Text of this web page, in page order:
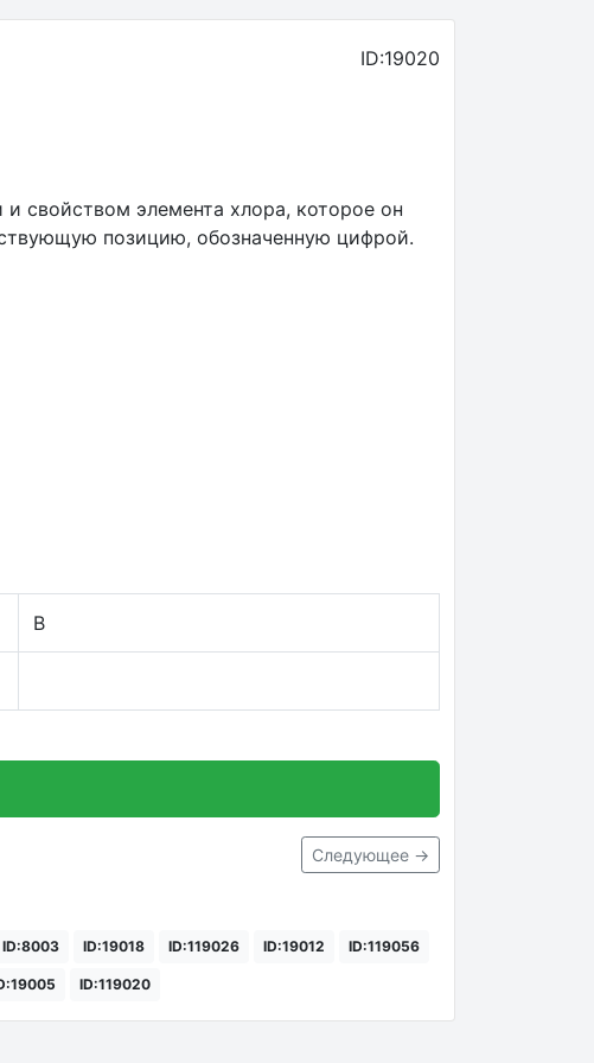
ID:19020
свойством элемента хлора, которое он
позицию, обозначенную цифрой.
В
Следующее →
ID:8003 ID:19018 ID:119026 ID:19012 ID:119056
ID:119020